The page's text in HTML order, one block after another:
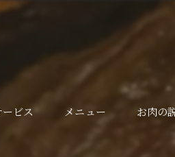
ービス メニュー お肉の